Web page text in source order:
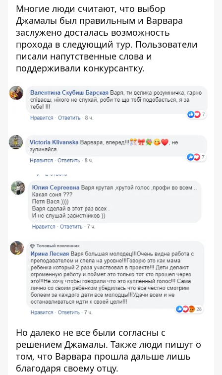
Многие люди считают, что выбор
Джамалы был правильным и Варвара
заслужено досталась возможность
прохода в следующий тур. Пользователи
писали напутственные слова и
поддерживали конкурсантку.
Но далеко не все были согласны с
решением Джамалы. Также люди пишут о
том, что Варвара прошла дальше лишь
благодаря своему отцу.